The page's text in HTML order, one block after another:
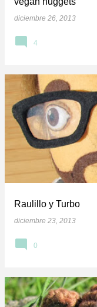
diciembre 26, 2013
4
Raulillo y Turbo
diciembre 23, 2013
0